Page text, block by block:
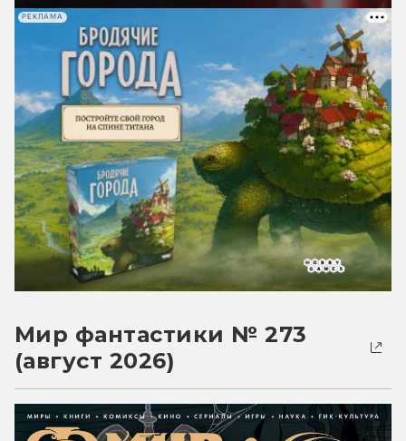
РЕКЛАМА
Мир фантастики № 273
(август 2026)